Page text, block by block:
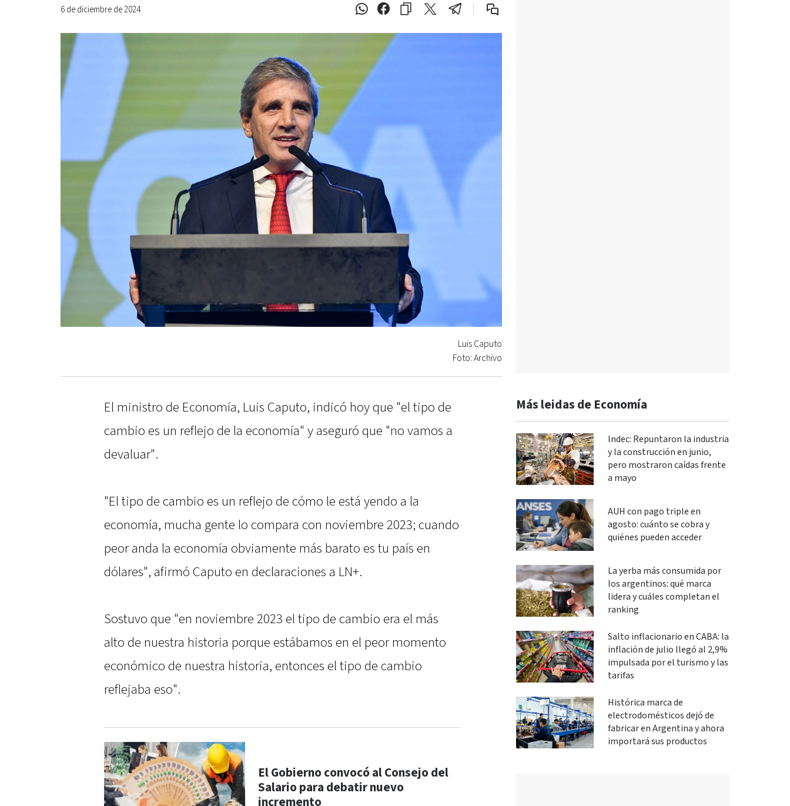
6 de diciembre de 2024
Luis Caputo
Foto: Archivo
El ministro de Economía, Luis Caputo, indicó hoy que "el tipo de
cambio es un reflejo de la economía" y aseguró que "no vamos a
devaluar".
"El tipo de cambio es un reflejo de cómo le está yendo a la
economía, mucha gente lo compara con noviembre 2023; cuando
peor anda la economía obviamente más barato es tu país en
dólares", afirmó Caputo en declaraciones a LN+.
Sostuvo que "en noviembre 2023 el tipo de cambio era el más
alto de nuestra historia porque estábamos en el peor momento
económico de nuestra historia, entonces el tipo de cambio
reflejaba eso".
El Gobierno convocó al Consejo del
Salario para debatir nuevo
incremento
Más leidas de Economía
Indec: Repuntaron la industria
y la construcción en junio,
pero mostraron caídas frente
a mayo
AUH con pago triple en
agosto: cuánto se cobra y
quiénes pueden acceder
La yerba más consumida por
los argentinos: qué marca
lidera y cuáles completan el
ranking
Salto inflacionario en CABA: la
inflación de julio llegó al 2,9%
impulsada por el turismo y las
tarifas
Histórica marca de
electrodomésticos dejó de
fabricar en Argentina y ahora
importará sus productos